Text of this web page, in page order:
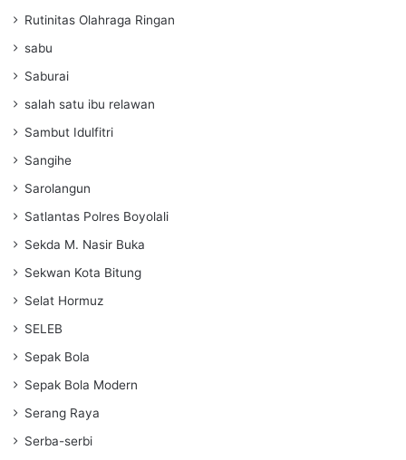
Rutinitas Olahraga Ringan
sabu
Saburai
salah satu ibu relawan
Sambut Idulfitri
Sangihe
Sarolangun
Satlantas Polres Boyolali
Sekda M. Nasir Buka
Sekwan Kota Bitung
Selat Hormuz
SELEB
Sepak Bola
Sepak Bola Modern
Serang Raya
Serba-serbi